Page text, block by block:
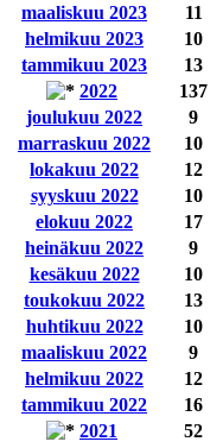
maaliskuu 2023
11
helmikuu 2023
10
tammikuu 2023
13
2022
137
joulukuu 2022
9
marraskuu 2022
10
lokakuu 2022
12
syyskuu 2022
10
elokuu 2022
17
heinäkuu 2022
9
kesäkuu 2022
10
toukokuu 2022
13
huhtikuu 2022
10
maaliskuu 2022
9
helmikuu 2022
12
tammikuu 2022
16
2021
52